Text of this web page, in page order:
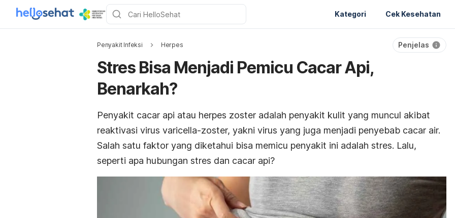
Kategori Cek Kesehatan
Penyakit Infeksi Herpes Penjelas
Stres Bisa Menjadi Pemicu Cacar Api,
Benarkah?
Penyakit cacar api atau herpes zoster adalah penyakit kulit yang muncul akibat
reaktivasi virus varicella-zoster, yakni virus yang juga menjadi penyebab cacar air.
Salah satu faktor yang diketahui bisa memicu penyakit ini adalah stres. Lalu,
seperti apa hubungan stres dan cacar api?